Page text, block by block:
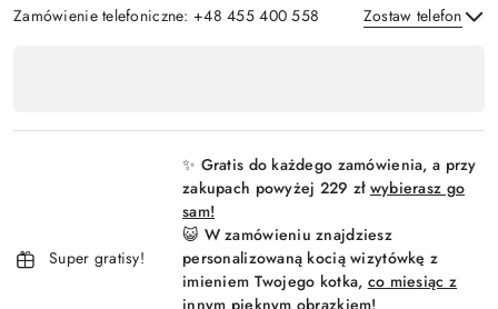
Zamówienie telefoniczne: +48 455 400 558 Zostaw telefon
płatność
Super gratisy!
✨ Gratis do każdego zamówienia, a przy
zakupach powyżej 229 zł wybierasz go
sam!
😺 W zamówieniu znajdziesz
personalizowaną kocią wizytówkę z
imieniem Twojego kotka, co miesiąc z
innym pięknym obrazkiem!